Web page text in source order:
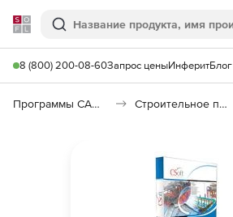
Softline
Поиск
8 (800) 200-08-60Запрос ценыИнферитБлог
Программы САПР и ГИС Строительное программное обеспечение